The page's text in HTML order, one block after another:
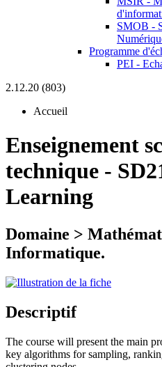
SMOB -
Programme
PEI -
2.12.20 (803)
Accueil
Enseignement
technique -
Learning
Domaine >
Informatique.
Descriptif
The course will present the main
key algorithms for sampling,